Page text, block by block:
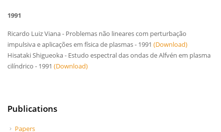
1991
Ricardo Luiz Viana - Problemas não lineares com perturbação
impulsiva e aplicações em física de plasmas - 1991 (Download)
Hisataki Shigueoka - Estudo espectral das ondas de Alfvén em plasma
cilíndrico - 1991 (Download)
Publications
Papers